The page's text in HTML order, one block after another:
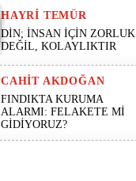
HAYRI TEMÜR
DİN; İNSAN İÇİN ZORLUK
DEĞİL, KOLAYLIKTIR
CAHIT AKDOĞAN
FINDIKTA KURUMA
ALARMI: FELAKETE Mİ
GİDİYORUZ?